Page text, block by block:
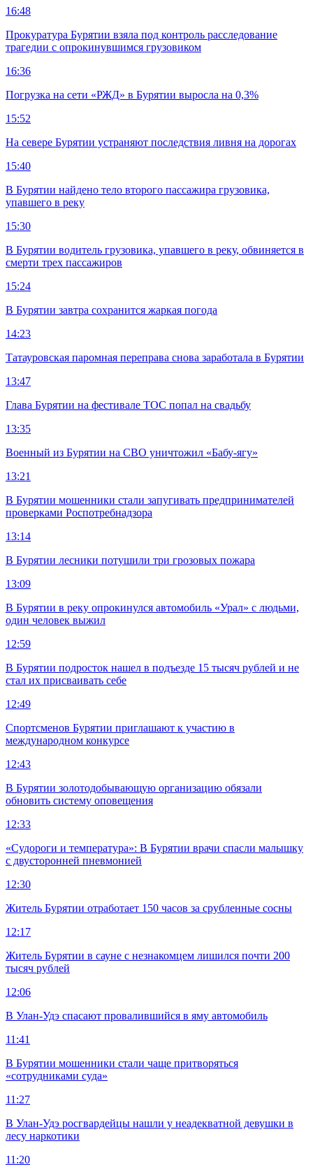
16:48
Прокуратура Бурятии взяла под контроль расследование
трагедии с опрокинувшимся грузовиком
16:36
Погрузка на сети «РЖД» в Бурятии выросла на 0,3%
15:52
На севере Бурятии устраняют последствия ливня на дорогах
15:40
В Бурятии найдено тело второго пассажира грузовика,
упавшего в реку
15:30
В Бурятии водитель грузовика, упавшего в реку, обвиняется в
смерти трех пассажиров
15:24
В Бурятии завтра сохранится жаркая погода
14:23
Татауровская паромная переправа снова заработала в Бурятии
13:47
Глава Бурятии на фестивале ТОС попал на свадьбу
13:35
Военный из Бурятии на СВО уничтожил «Бабу-ягу»
13:21
В Бурятии мошенники стали запугивать предпринимателей
проверками Роспотребнадзора
13:14
В Бурятии лесники потушили три грозовых пожара
13:09
В Бурятии в реку опрокинулся автомобиль «Урал» с людьми,
один человек выжил
12:59
В Бурятии подросток нашел в подъезде 15 тысяч рублей и не
стал их присваивать себе
12:49
Спортсменов Бурятии приглашают к участию в
международном конкурсе
12:43
В Бурятии золотодобывающую организацию обязали
обновить систему оповещения
12:33
«Судороги и температура»: В Бурятии врачи спасли малышку
с двусторонней пневмонией
12:30
Житель Бурятии отработает 150 часов за срубленные сосны
12:17
Житель Бурятии в сауне с незнакомцем лишился почти 200
тысяч рублей
12:06
В Улан-Удэ спасают провалившийся в яму автомобиль
11:41
В Бурятии мошенники стали чаще притворяться
«сотрудниками суда»
11:27
В Улан-Удэ росгвардейцы нашли у неадекватной девушки в
лесу наркотики
11:20